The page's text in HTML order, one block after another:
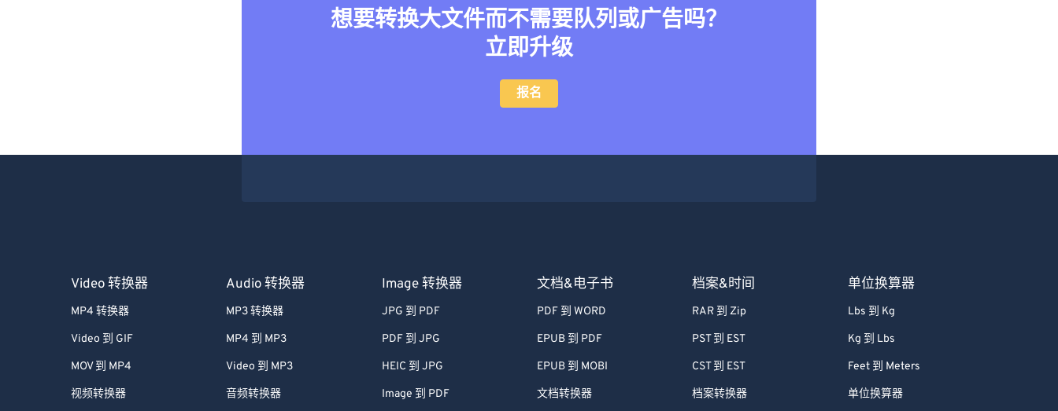
想要转换大文件而不需要队列或广告吗？
立即升级
报名
Video 转换器
MP4 转换器
Video 到 GIF
MOV 到 MP4
视频转换器
Audio 转换器
MP3 转换器
MP4 到 MP3
Video 到 MP3
音频转换器
Image 转换器
JPG 到 PDF
PDF 到 JPG
HEIC 到 JPG
Image 到 PDF
文档&电子书
PDF 到 WORD
EPUB 到 PDF
EPUB 到 MOBI
文档转换器
档案&时间
RAR 到 Zip
PST 到 EST
CST 到 EST
档案转换器
单位换算器
Lbs 到 Kg
Kg 到 Lbs
Feet 到 Meters
单位换算器